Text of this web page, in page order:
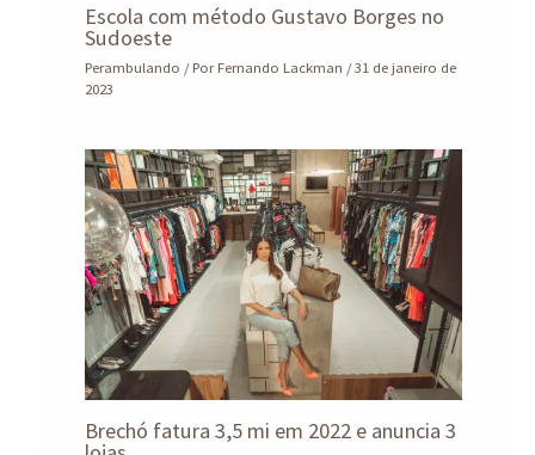
Escola com método Gustavo Borges no
Sudoeste
Perambulando / PorFernando Lackman /31 de janeiro de
2023
Brechó fatura 3,5 mi em 2022 e anuncia 3